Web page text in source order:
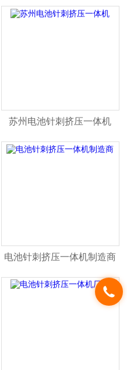
苏州电池针刺挤压一体机
电池针刺挤压一体机制造商